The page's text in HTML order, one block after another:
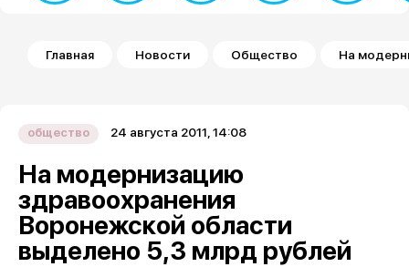
Строка навигации
Главная Новости Общество На
общество 24 августа 2011, 14:08
На модернизацию
здравоохранения
Воронежской области
выделено 5,3 млрд рублей